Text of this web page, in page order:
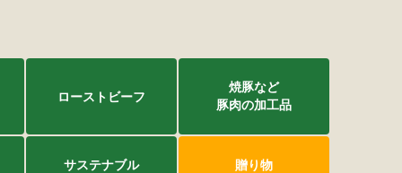
ローストビーフ
焼豚など
豚肉の加工品
サステナブル 贈り物